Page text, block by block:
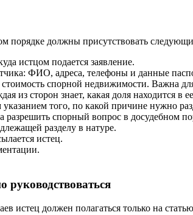
порядке должны присутствовать
истцом подается заявление.
ФИО, адреса, телефоны и данные
спорной недвижимости. Важна
из сторон знает, какая доля находится в
того, по какой причине нужно
спорный вопрос в досудебном
разделу в натуре.
истец.
руководствоваться
истец должен полагаться только на